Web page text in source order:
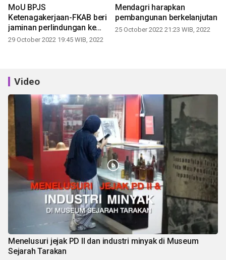
MoU BPJS
Ketenagakerjaan-FKAB beri
jaminan perlindungan ke
pekerja sosial
29 October 2022 19:45 WIB, 2022
Mendagri harapkan
pembangunan berkelanjutan
25 October 2022 21:23 WIB, 2022
Video
Menelusuri jejak PD II dan industri minyak di Museum
Sejarah Tarakan